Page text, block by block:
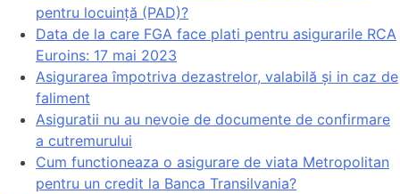
pentru locuință (PAD)?
Data de la care FGA face plati pentru asigurarile RCA
Euroins: 17 mai 2023
Asigurarea împotriva dezastrelor, valabilă și in caz de
faliment
Asiguratii nu au nevoie de documente de confirmare
a cutremurului
Cum functioneaza o asigurare de viata Metropolitan
pentru un credit la Banca Transilvania?